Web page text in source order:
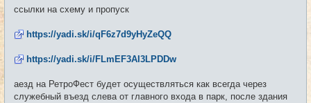
ссылки на схему и пропуск
https://yadi.sk/i/qF6z7d9yHyZeQQ
https://yadi.sk/i/FLmEF3AI3LPDDw
аезд на РетроФест будет осуществляться как всегда через
служебный въезд слева от главного входа в парк, после здания